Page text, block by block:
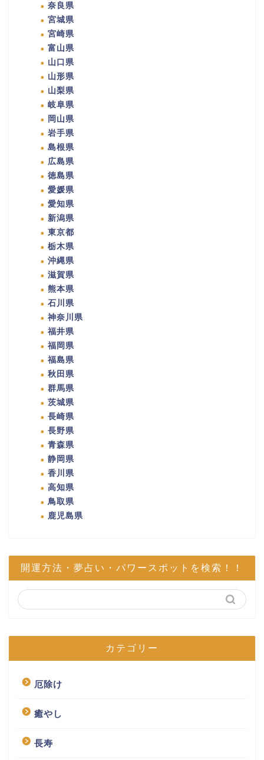
奈良県
宮城県
宮崎県
富山県
山口県
山形県
山梨県
岐阜県
岡山県
岩手県
島根県
広島県
徳島県
愛媛県
愛知県
新潟県
東京都
栃木県
沖縄県
滋賀県
熊本県
石川県
神奈川県
福井県
福岡県
福島県
秋田県
群馬県
茨城県
長崎県
長野県
青森県
静岡県
香川県
高知県
鳥取県
鹿児島県
開運方法・夢占い・パワースポットを検索！！
カテゴリー
厄除け
癒やし
長寿